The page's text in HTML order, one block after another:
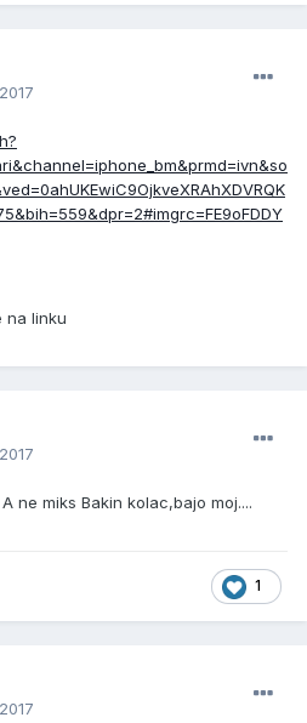
na linku
ne miks Bakin kolac,bajo moj....
1